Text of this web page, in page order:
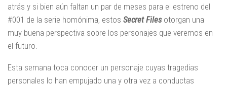
atrás y si bien aún faltan un par de meses para el estreno del
#001 de la serie homónima, estos Secret Files otorgan una
muy buena perspectiva sobre los personajes que veremos en
el futuro.
Esta semana toca conocer un personaje cuyas tragedias
personales lo han empujado una y otra vez a conductas